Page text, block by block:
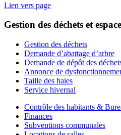
Lien vers page
Gestion des déchets et
Gestion des déchets
Demande d’abattage d’arbre
Demande de dépôt des
Annonce de
Taille des haies
Service hivernal
Contrôle des habitants &
Finances
Subventions communales